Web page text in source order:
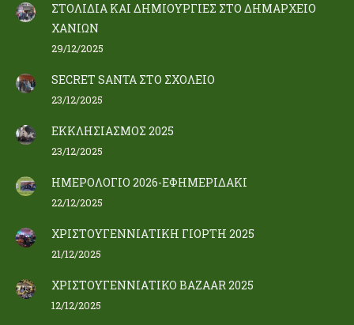
ΣΤΟΛΙΔΙΑ ΚΑΙ ΔΗΜΙΟΥΡΓΙΕΣ ΣΤΟ ΔΗΜΑΡΧΕΙΟ
ΧΑΝΙΩΝ
29/12/2025
SECRET SANTA ΣΤΟ ΣΧΟΛΕΙΟ
23/12/2025
ΕΚΚΛΗΣΙΑΣΜΟΣ 2025
23/12/2025
ΗΜΕΡΟΛΟΓΙΟ 2026-ΕΦΗΜΕΡΙΔΑΚΙ
22/12/2025
ΧΡΙΣΤΟΥΓΕΝΝΙΑΤΙΚΗ ΓΙΟΡΤΗ 2025
21/12/2025
ΧΡΙΣΤΟΥΓΕΝΝΙΑΤΙΚΟ BAZAAR 2025
12/12/2025